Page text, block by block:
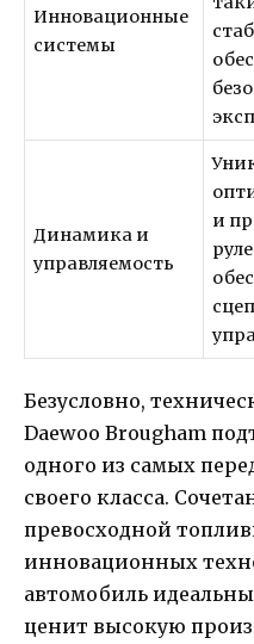
Инновационные
системы
Динамика и
управляемость
и
Безусловно,
Daewoo Brougham
одного из самых
своего класса.
превосходной
инновационных
автомобиль
ценит высокую